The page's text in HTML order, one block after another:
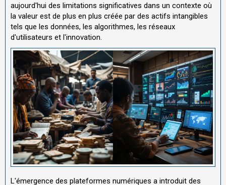
aujourd'hui des limitations significatives dans un contexte où
la valeur est de plus en plus créée par des actifs intangibles
tels que les données, les algorithmes, les réseaux
d'utilisateurs et l'innovation.
L'émergence des plateformes numériques a introduit des